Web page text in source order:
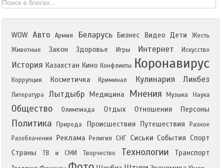
WOW Авто Армия Беларусь Бизнес Видео Дети
Жесть
Животные
Закон Здоровье Игры Интернет Искусство
История Казахстан Кино Конфликты Коронавирус
Коррупция Косметичка Криминал Кулинария Ликбез
Литература Лытдыбр Медицина Мнения Музыка Наука
Общество Олимпиада Отдых Отношения Персоны
Политика Природа Происшествия Путешествия
Разное
Разоблачения
Реклама Религия СНГ Сиськи События Спорт
Страны
ТВ и СМИ Творчество Технологии Транспорт